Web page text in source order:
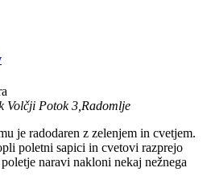
Volčji Potok 3,Radomlje
je radodaren z zelenjem in cvetjem.
poletni sapici in cvetovi razprejo
naravi nakloni nekaj nežnega